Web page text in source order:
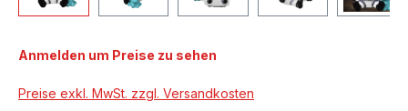
Anmelden um Preise zu sehen
Preise exkl. MwSt. zzgl. Versandkosten